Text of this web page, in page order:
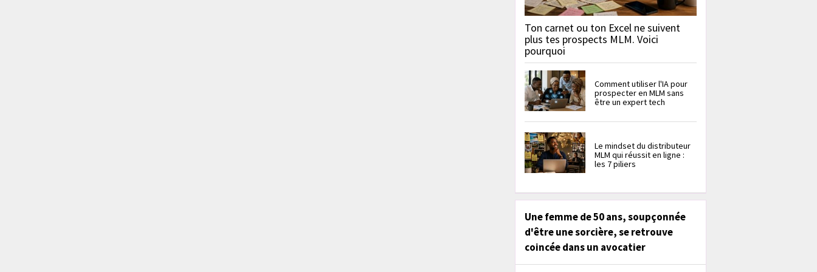
Ton carnet ou ton Excel ne suivent
plus tes prospects MLM. Voici
pourquoi
Comment utiliser l'IA pour
prospecter en MLM sans
être un expert tech
Le mindset du distributeur
MLM qui réussit en ligne :
les 7 piliers
Une femme de 50 ans, soupçonnée
d'être une sorcière, se retrouve
coincée dans un avocatier